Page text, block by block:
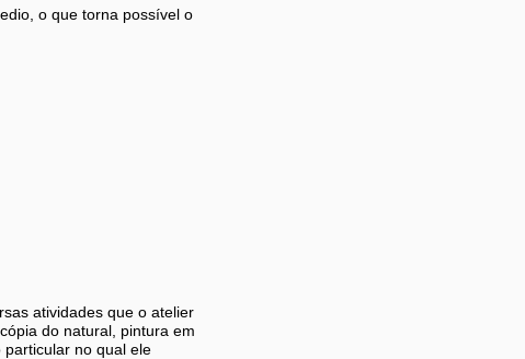
o que torna possível o
atividades que o atelier
do natural, pintura em
no qual ele